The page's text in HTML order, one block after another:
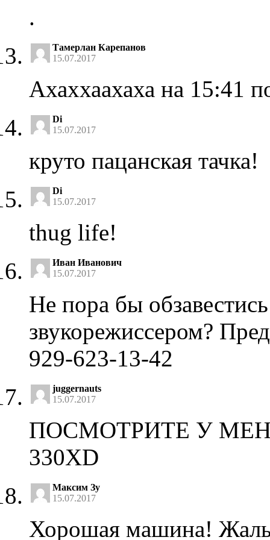
.
Тамерлан Карепанов
15.07.2017
Ахаххаахаха на 15:41
Di
15.07.2017
круто пацанская тачка!
Di
15.07.2017
thug life!
Иван Иванович
15.07.2017
Не пора бы
звукорежиссером?
929-623-13-42
juggernauts
15.07.2017
ПОСМОТРИТЕ У
330XD
Максим Зу
15.07.2017
Хорошая машина! Жаль